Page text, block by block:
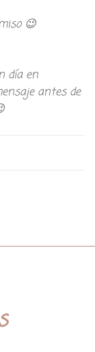
😉
día en
antes de